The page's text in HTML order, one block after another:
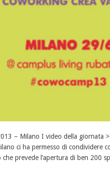
– Milano I video della giornata
ci ha permesso di condividere
prevede l’apertura di ben 200